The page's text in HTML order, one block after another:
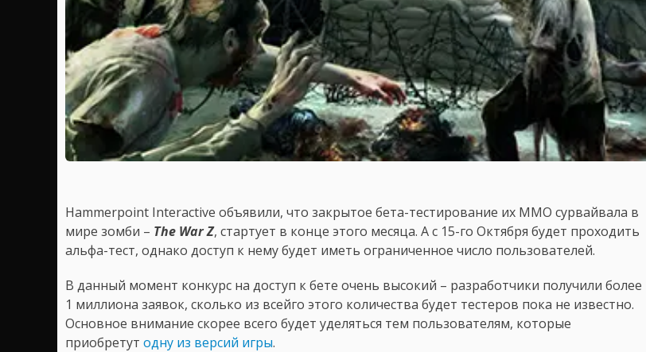
Hammerpoint Interactive объявили, что закрытое бета-тестирование их MMO сурвайвала в
мире зомби – The War Z, стартует в конце этого месяца. А с 15-го Октября будет проходить
альфа-тест, однако доступ к нему будет иметь ограниченное число пользователей.
В данный момент конкурс на доступ к бете очень высокий – разработчики получили более
1 миллиона заявок, сколько из всейго этого количества будет тестеров пока не известно.
Основное внимание скорее всего будет уделяться тем пользователям, которые
приобретут одну из версий игры.